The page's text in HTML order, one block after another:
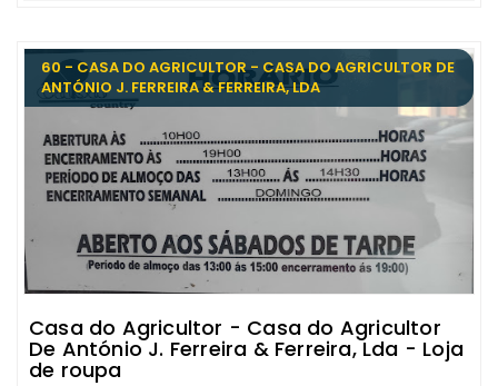
60 - CASA DO AGRICULTOR - CASA DO AGRICULTOR DE
ANTÓNIO J. FERREIRA & FERREIRA, LDA
Casa do Agricultor - Casa do Agricultor
De António J. Ferreira & Ferreira, Lda - Loja
de roupa